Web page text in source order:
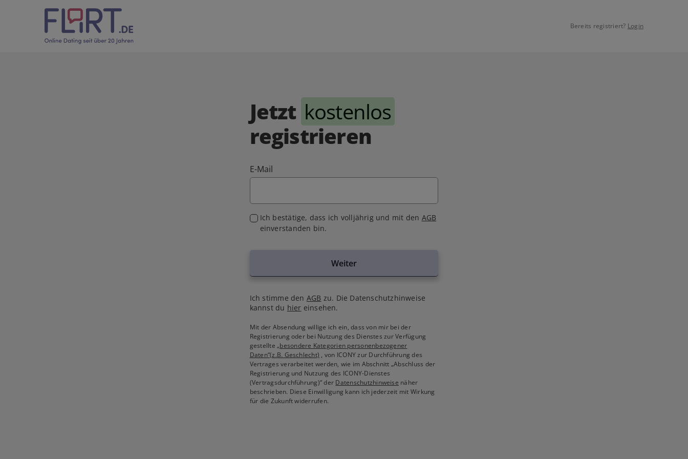
Bereits registriert? Login
Jetzt kostenlos
registrieren
E-Mail
Ich bestätige, dass ich volljährig und mit den AGB
einverstanden bin.
Weiter
Ich stimme den AGB zu. Die Datenschutzhinweise
kannst du hier einsehen.
Mit der Absendung willige ich ein, dass von mir bei der
Registrierung oder bei Nutzung des Dienstes zur Verfügung
gestellte„besondere Kategorien personenbezogener
Daten“(z.B. Geschlecht) , von ICONY zur Durchführung des
Vertrages verarbeitet werden, wie im Abschnitt „Abschluss der
Registrierung und Nutzung des ICONY-Dienstes
(Vertragsdurchführung)“ der Datenschutzhinweise näher
beschrieben. Diese Einwilligung kann ich jederzeit mit Wirkung
für die Zukunft widerrufen.